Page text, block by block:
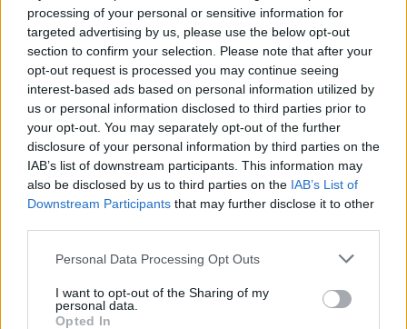
processing of your personal or sensitive information for
targeted advertising by us, please use the below opt-out
section to confirm your selection. Please note that after your
opt-out request is processed you may continue seeing
interest-based ads based on personal information utilized by
us or personal information disclosed to third parties prior to
your opt-out. You may separately opt-out of the further
disclosure of your personal information by third parties on the
IAB’s list of downstream participants. This information may
also be disclosed by us to third parties on the IAB’s List of
Downstream Participants that may further disclose it to other
Personal Data Processing Opt Outs
I want to opt-out of the Sharing of my
personal data.
Opted In
AZIENDE E MERCATI
Davide Sechi 12/05/2026
Algoritmi, reputazione e AI: il nuovo equilibrio del
potere digitale tra business, influenza e fiducia